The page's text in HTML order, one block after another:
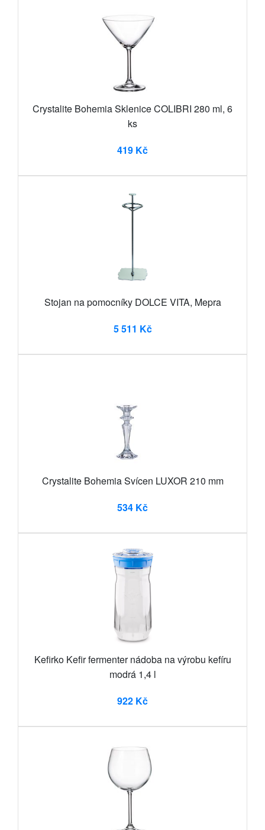
Crystalite Bohemia Sklenice COLIBRI 280 ml, 6
ks
419 Kč
Stojan na pomocníky DOLCE VITA, Mepra
5 511 Kč
Crystalite Bohemia Svícen LUXOR 210 mm
534 Kč
Kefirko Kefir fermenter nádoba na výrobu kefíru
modrá 1,4 l
922 Kč